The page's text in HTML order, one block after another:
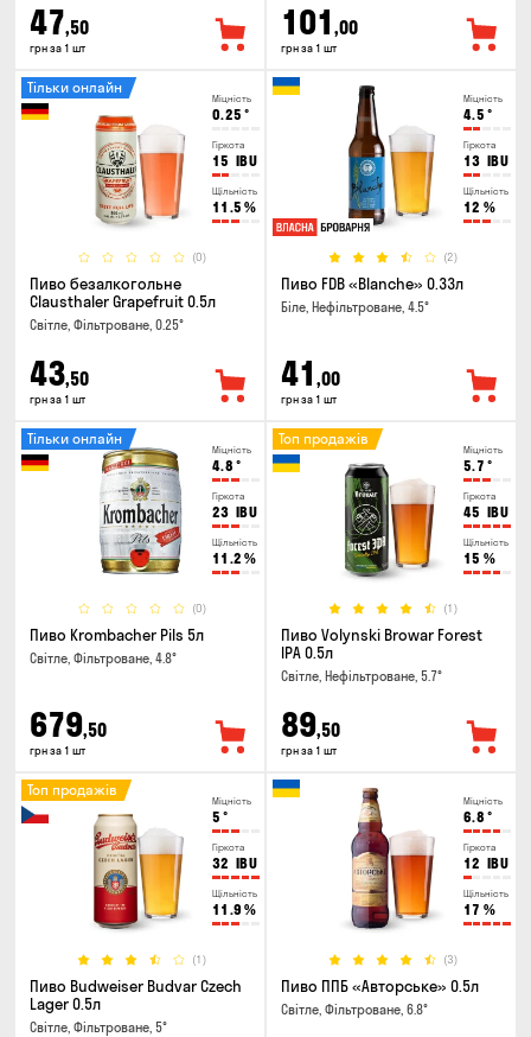
47,50
грн за 1 шт
101 ,00
грн за 1 шт
Міцність
0.25 °
Гіркота
15 IBU
Щільність
11.5 %
(0)
Тільки онлайн
Пиво безалкогольне
Clausthaler Grapefruit 0.5л
Світле, Фільтроване, 0.25°
43,50
грн за 1 шт
Міцність
4.5 °
Гіркота
13 IBU
Щільність
12 %
(2)
Пиво FDB «Blanche» 0.33л
Біле, Нефільтроване, 4.5°
41 ,00
грн за 1 шт
Міцність
4.8 °
Гіркота
23 IBU
Щільність
11.2 %
(0)
Тільки онлайн
Пиво Krombacher Pils 5л
Світле, Фільтроване, 4.8°
679,50
грн за 1 шт
Міцність
5.7 °
Гіркота
45 IBU
Щільність
15 %
(1)
Топ продажів
Пиво Volynski Browar Forest
IPA 0.5л
Світле, Нефільтроване, 5.7°
89,50
грн за 1 шт
Міцність
5 °
Гіркота
32 IBU
Щільність
11.9 %
(1)
Топ продажів
Пиво Budweiser Budvar Czech
Lager 0.5л
Світле, Фільтроване, 5°
Міцність
6.8 °
Гіркота
12 IBU
Щільність
17 %
(3)
Пиво ППБ «Авторське» 0.5л
Світле, Фільтроване, 6.8°